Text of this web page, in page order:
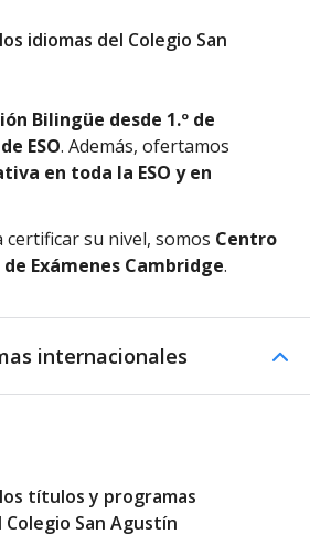
idiomas del Colegio San
Bilingüe desde 1.º de
ESO. Además, ofertamos
en toda la ESO y en
certificar su nivel, somos Centro
Exámenes Cambridge.
internacionales
títulos y programas
San Agustín